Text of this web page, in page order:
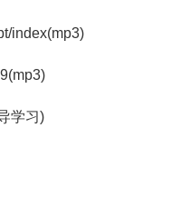
index(mp3)
学习)